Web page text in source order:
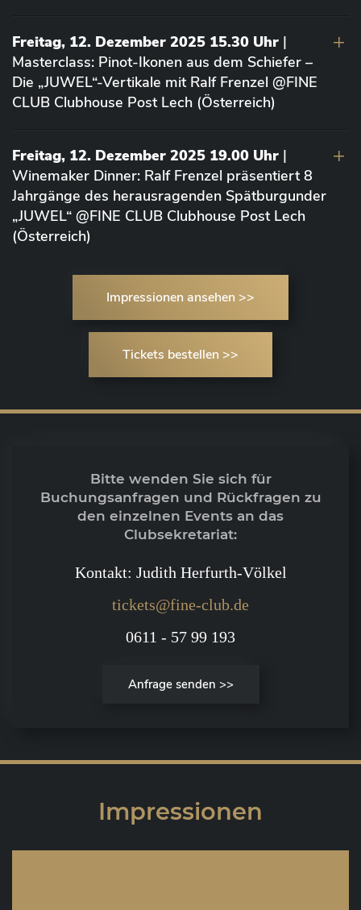
Freitag, 12. Dezember 2025 15.30 Uhr |
Masterclass: Pinot-Ikonen aus dem Schiefer –
Die „JUWEL“-Vertikale mit Ralf Frenzel @FINE
CLUB Clubhouse Post Lech (Österreich)
Freitag, 12. Dezember 2025 19.00 Uhr |
Winemaker Dinner: Ralf Frenzel präsentiert 8
Jahrgänge des herausragenden Spätburgunder
„JUWEL“ @FINE CLUB Clubhouse Post Lech
(Österreich)
Impressionen ansehen >>
Tickets bestellen >>
Bitte wenden Sie sich für
Buchungsanfragen und Rückfragen zu
den einzelnen Events an das
Clubsekretariat:
Kontakt: Judith Herfurth-Völkel
tickets@fine-club.de
0611 - 57 99 193
Anfrage senden >>
Impressionen